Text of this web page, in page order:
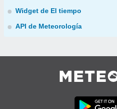
Widget de El tiempo
API de Meteorología